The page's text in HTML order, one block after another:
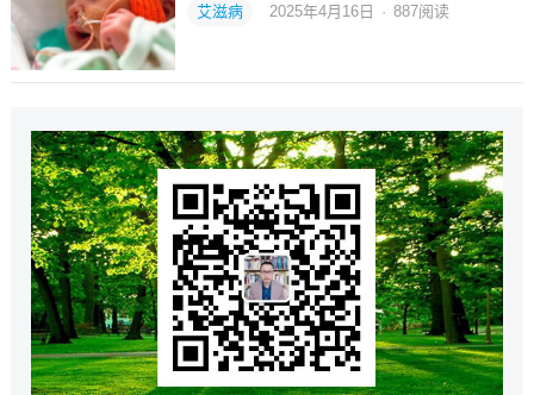
艾滋病 2025年4月16日 · 887阅读